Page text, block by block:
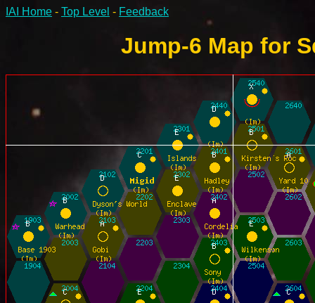
IAI Home - Top Level - Feedback
Jump-6 Map for